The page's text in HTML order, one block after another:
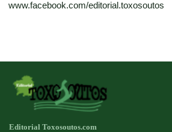
www.facebook.com/editorial.toxosoutos
Editorial Toxosoutos.com